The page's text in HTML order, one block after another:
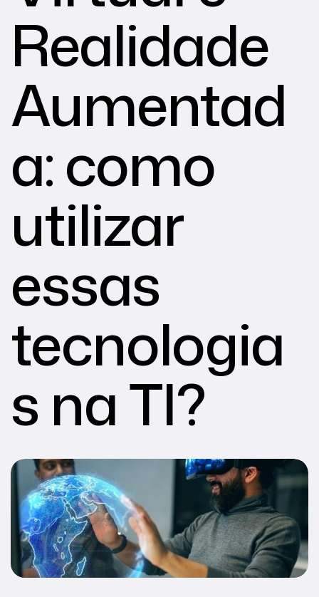
Realidade
Aumentad
a: como
utilizar
essas
tecnologia
s na TI?